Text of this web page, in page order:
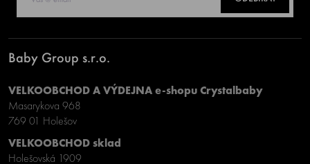
Baby Group s.r.o.
VELKOOBCHOD A VÝDEJNA e-shopu Crystalbaby
Masarykova 968
769 01 Holešov
VELKOOBCHOD sklad
Holešovská 1909